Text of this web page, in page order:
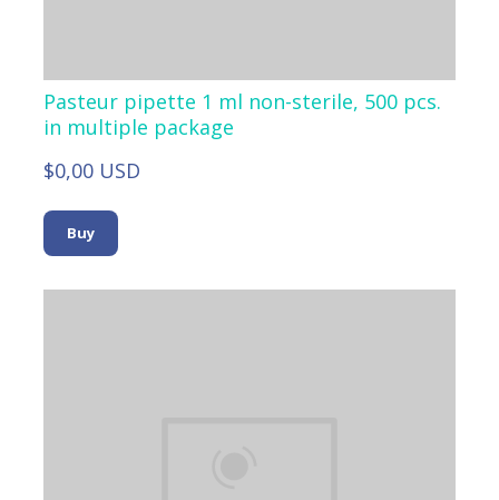
Pasteur pipette 1 ml non-sterile, 500 pcs.
in multiple package
$0,00 USD
Buy